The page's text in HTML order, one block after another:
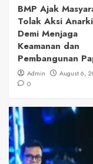
BMP Ajak
Tolak Aksi
Demi Menjaga
Keamanan dan
Pembangunan
Admin
August 6,
0